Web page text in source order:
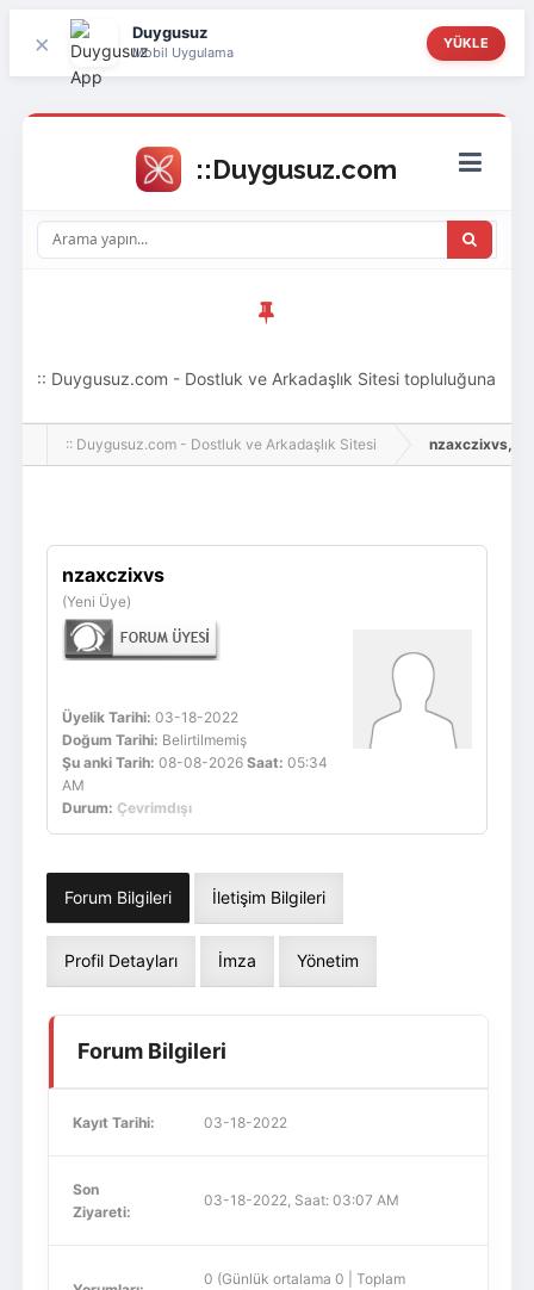
× Duygusuz
Mobil Uygulama
YÜKLE
:: Duygusuz.com - Dostluk ve Arkadaşlık Sitesi topluluğuna
hoş geldin ziyaretçi! Aramıza katılmak istersen kayıt
:: Duygusuz.com - Dostluk ve Arkadaşlık Sitesi nzaxczixvs,
nzaxczixvs
(Yeni Üye)
Üyelik Tarihi: 03-18-2022
Doğum Tarihi: Belirtilmemiş
Şu anki Tarih: 08-08-2026 Saat: 05:34
AM
Durum: Çevrimdışı
Forum Bilgileri İletişim Bilgileri
Profil Detayları İmza Yönetim
Forum Bilgileri
Kayıt Tarihi: 03-18-2022
Son
Ziyareti:
03-18-2022, Saat: 03:07 AM
0 (Günlük ortalama 0 | Toplam